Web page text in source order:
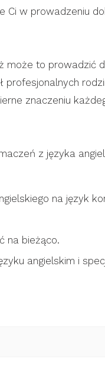
Ci w prowadzeniu
może to prowadzić
profesjonalnych
znaczeniu
z języka
na język
na bieżąco.
angielskim i